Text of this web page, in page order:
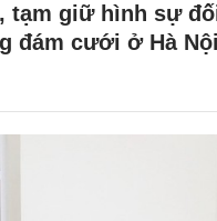
tạm giữ hình sự
đám cưới ở Hà Nội